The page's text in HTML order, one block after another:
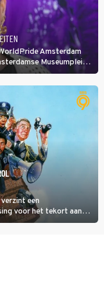
Amsterdam
Museumplein.
In de jaren 90
2Unlimited.
een
voor het tekort aan